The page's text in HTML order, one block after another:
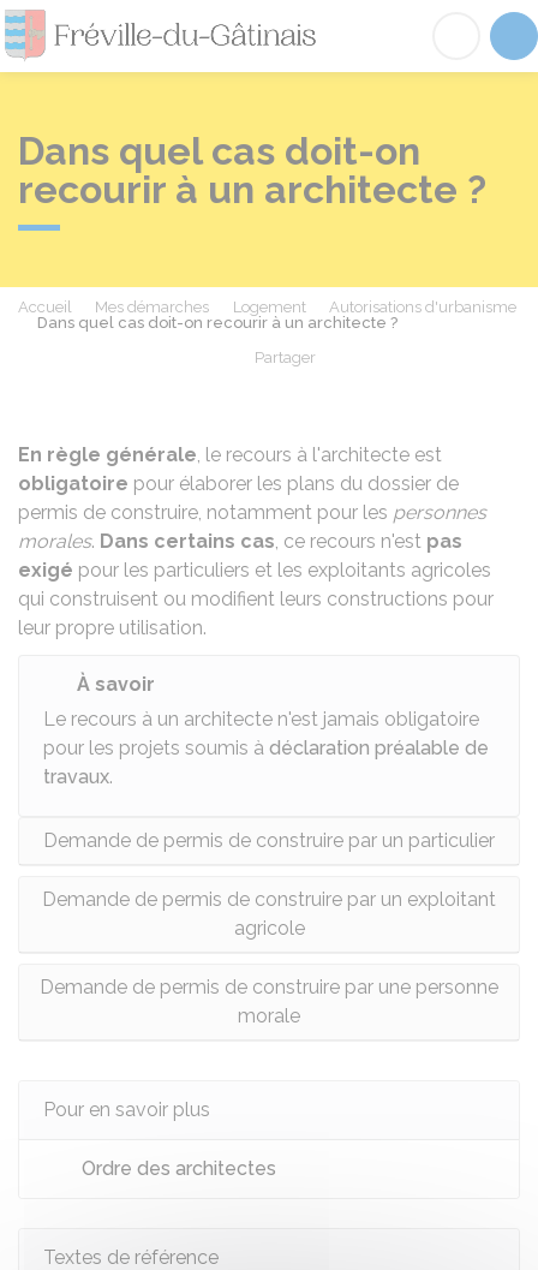
Fréville-du-
Dans quel cas doit-on
recourir à un architecte ?
Accueil Mes démarches Logement
Autorisations d'urbanisme
Dans quel cas doit-on recourir à un architecte ?
Partager
En règle générale, le recours à l'architecte est
obligatoire pour élaborer les plans du dossier de
permis de construire, notamment pour les personnes
morales. Dans certains cas, ce recours n'est pas
exigé pour les particuliers et les exploitants agricoles
qui construisent ou modifient leurs constructions pour
leur propre utilisation.
À savoir
Le recours à un architecte n'est jamais obligatoire
pour les projets soumis à déclaration préalable de
travaux.
Demande de permis de construire par un particulier
Demande de permis de construire par un exploitant
agricole
Demande de permis de construire par une personne
morale
Pour en savoir plus
Ordre des architectes
Textes de référence